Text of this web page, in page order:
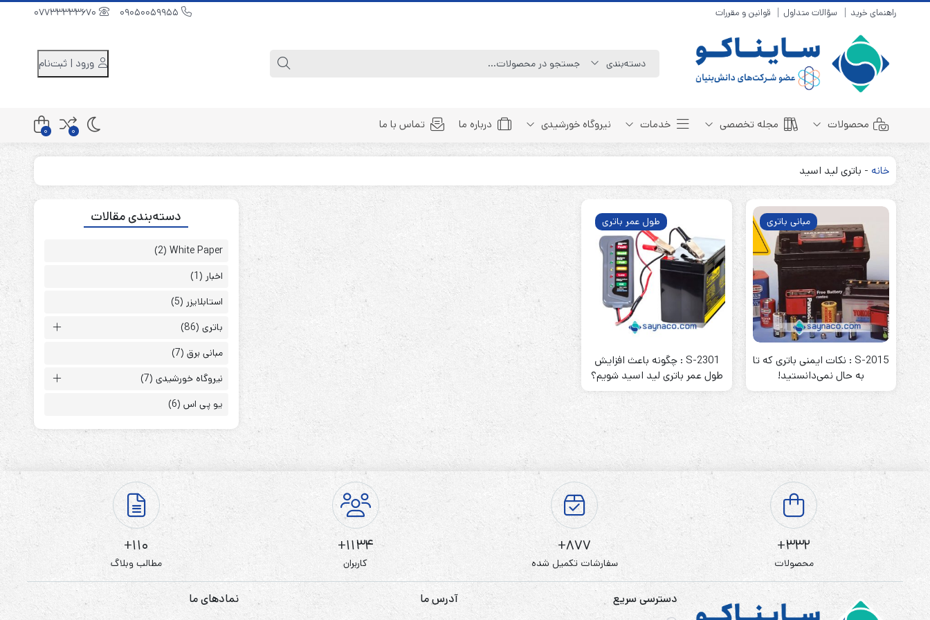
راهنمای خرید سؤالات متداول قوانین و مقررات
ورود | ثبت‌نام
محصولات
باتری سیلد لید اسید
باتری 6 ولت
باتری 12 ولت
باتری لیتیوم
باتری نیکل کادمیوم
باتری نیکل متال هیدرید
باتری آلکالاین
Line Interactive (Simulated Sine Wave)
Line Interactive (Pure Sine Wave)
Double Conversion (1:1)
Double Convertion (3:1)
Double Conversion (3:3)
کابینت باتری 48 ولت
کابینت باتری 96 ولت
کابینت باتری 240 ولت
سلاموند
موریسل
کینگ بت
یونیتکس پاور
STB
Prince
سروو موتوری
ZTY
ابزارهای مدیریت یوپی‌اس
تابلوی بای پس
ترانس ایزوله
مجله تخصصی
مبانی باتری
تست و کنترل
طول عمر باتری
باتری هوشمند
بسته بندی و ایمنی
روش های شارژ
روش های تخلیه
خدمات نیروگاه خورشیدی درباره ما تماس با ما
0
0
خانه - باتری لید اسید
مبانی باتری
S-2015 : نکات ایمنی باتری که تا
به حال نمی‌دانستید!
طول عمر باتری
S-2301 : چگونه باعث افزایش
طول عمر باتری لید اسید شویم؟
دسته‌بندی مقالات
White Paper
(2)
اخبار (1)
استابلایزر (5)
باتری(86)
مبانی برق(7)
نیروگاه خورشیدی(7)
یو پی اس(6)
332+
محصولات
877+
سفارشات تکمیل شده
1134+
کاربران
110+
مطالب وبلاگ
دسترسی سریع آدرس ما نمادهای ما